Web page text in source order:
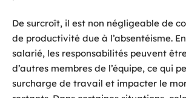
De surcroît, il est non négligeable de
de productivité due à l’absentéisme.
salarié, les responsabilités peuvent
d’autres membres de l’équipe, ce qui
surcharge de travail et impacter le